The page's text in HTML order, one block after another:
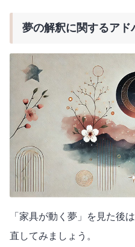
夢の解釈に関するアド
「家具が動く夢」を見た後
直してみましょう。